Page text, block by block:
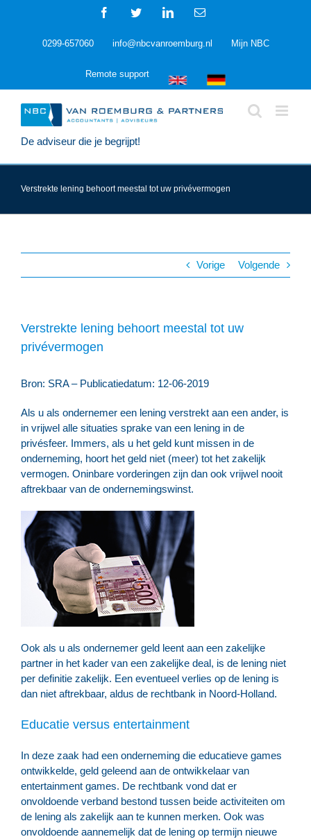
FacebookTwitterLinkedInE-
0299-657060 info@nbcvanroemburg.nl Mijn NBC
Remote support
De adviseur die je begrijpt!
Verstrekte lening behoort meestal tot uw privévermogen
Vorige Volgende
Verstrekte lening behoort meestal tot uw
privévermogen
Bron: SRA – Publicatiedatum: 12-06-2019
Als u als ondernemer een lening verstrekt aan een ander, is
in vrijwel alle situaties sprake van een lening in de
privésfeer. Immers, als u het geld kunt missen in de
onderneming, hoort het geld niet (meer) tot het zakelijk
vermogen. Oninbare vorderingen zijn dan ook vrijwel nooit
aftrekbaar van de ondernemingswinst.
Ook als u als ondernemer geld leent aan een zakelijke
partner in het kader van een zakelijke deal, is de lening niet
per definitie zakelijk. Een eventueel verlies op de lening is
dan niet aftrekbaar, aldus de rechtbank in Noord-Holland.
Educatie versus entertainment
In deze zaak had een onderneming die educatieve games
ontwikkelde, geld geleend aan de ontwikkelaar van
entertainment games. De rechtbank vond dat er
onvoldoende verband bestond tussen beide activiteiten om
de lening als zakelijk aan te kunnen merken. Ook was
onvoldoende aannemelijk dat de lening op termijn nieuwe